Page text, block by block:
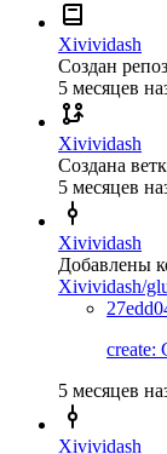
Xivividash
Создан
5 месяцев
Xivividash
Создана
5 месяцев
Xivividash
Добавлены
Xivividash/
create:
5 месяцев
Xivividash